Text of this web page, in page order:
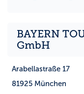
BAYERN
GmbH
Arabellastraße 17
81925 München